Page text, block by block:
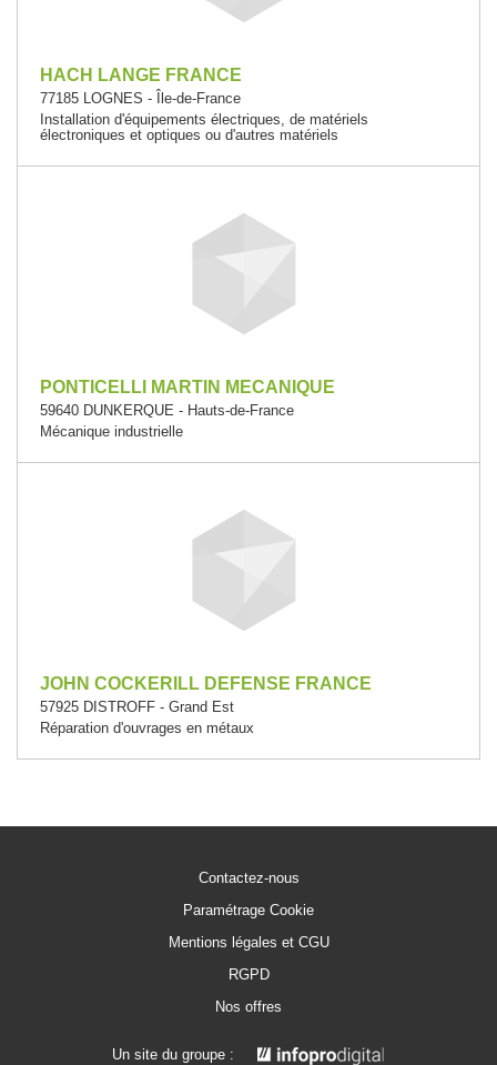
HACH LANGE FRANCE
77185 LOGNES - Île-de-France
Installation d'équipements électriques, de matériels
électroniques et optiques ou d'autres matériels
PONTICELLI MARTIN MECANIQUE
59640 DUNKERQUE - Hauts-de-France
Mécanique industrielle
JOHN COCKERILL DEFENSE FRANCE
57925 DISTROFF - Grand Est
Réparation d'ouvrages en métaux
Contactez-nous
Paramétrage Cookie
Mentions légales et CGU
RGPD
Nos offres
Un site du groupe :